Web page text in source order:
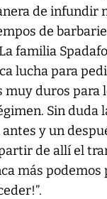
de infundir
de
familia
lucha para
duros para
Sin duda
y un
de allí el
más